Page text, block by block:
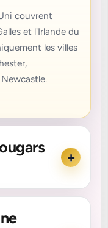
couvrent
et l'Irlande du
les villes